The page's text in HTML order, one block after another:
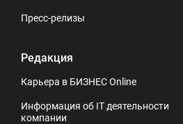
Пресс-релизы
Редакция
Карьера в БИЗНЕС Online
Информация об IT деятельности
компании